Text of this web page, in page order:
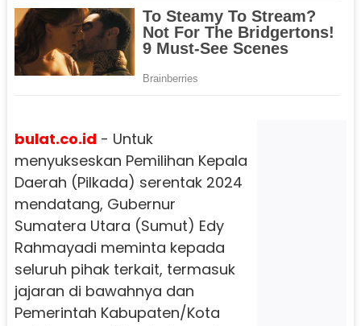
bulat.co.id - Untuk
menyukseskan Pemilihan Kepala
Daerah (Pilkada) serentak 2024
mendatang, Gubernur
Sumatera Utara (Sumut) Edy
Rahmayadi meminta kepada
seluruh pihak terkait, termasuk
jajaran di bawahnya dan
Pemerintah Kabupaten/Kota